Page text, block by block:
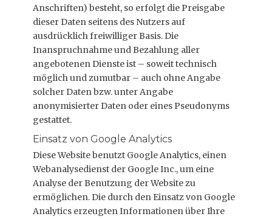
Anschriften) besteht, so erfolgt die Preisgabe
dieser Daten seitens des Nutzers auf
ausdrücklich freiwilliger Basis. Die
Inanspruchnahme und Bezahlung aller
angebotenen Dienste ist – soweit technisch
möglich und zumutbar – auch ohne Angabe
solcher Daten bzw. unter Angabe
anonymisierter Daten oder eines Pseudonyms
gestattet.
Einsatz von Google Analytics
Diese Website benutzt Google Analytics, einen
Webanalysedienst der Google Inc., um eine
Analyse der Benutzung der Website zu
ermöglichen. Die durch den Einsatz von Google
Analytics erzeugten Informationen über Ihre